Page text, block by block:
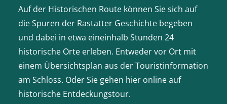
Auf der Historischen Route können Sie sich auf
die Spuren der Rastatter Geschichte begeben
und dabei in etwa eineinhalb Stunden 24
historische Orte erleben. Entweder vor Ort mit
einem Übersichtsplan aus der Touristinformation
am Schloss. Oder Sie gehen hier online auf
historische Entdeckungstour.